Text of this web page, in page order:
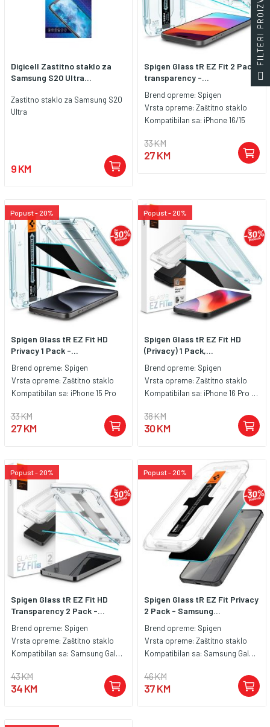
Digicell Zastitno staklo za
Samsung S20 Ultra...
Zastitno staklo za Samsung S20
Ultra
9 KM
Spigen Glass tR EZ Fit 2 Pack,
transparency -...
Brend opreme: Spigen
Vrsta opreme: Zaštitno staklo
Kompatibilan sa: iPhone 16/15
33 KM
27 KM
Popust - 20%
Spigen Glass tR EZ Fit HD
Privacy 1 Pack -...
Brend opreme: Spigen
Vrsta opreme: Zaštitno staklo
Kompatibilan sa: iPhone 15 Pro
33 KM
27 KM
Popust - 20%
Spigen Glass tR EZ Fit HD
(Privacy) 1 Pack,...
Brend opreme: Spigen
Vrsta opreme: Zaštitno staklo
Kompatibilan sa: iPhone 16 Pro Max
38 KM
30 KM
Popust - 20%
Spigen Glass tR EZ Fit HD
Transparency 2 Pack -...
Brend opreme: Spigen
Vrsta opreme: Zaštitno staklo
Kompatibilan sa: Samsung Galaxy S24
43 KM
34 KM
Popust - 20%
Spigen Glass tR EZ Fit Privacy
2 Pack - Samsung...
Brend opreme: Spigen
Vrsta opreme: Zaštitno staklo
Kompatibilan sa: Samsung Galaxy S24+
46 KM
37 KM
FILTERI PROIZVODA